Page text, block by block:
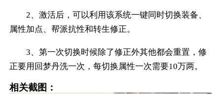
2、激活后，可以利用该系统一键同时切换装备、
属性加点、帮派抗性和转生修正。
3、第一次切换时候除了修正外其他都会重置，修
正要用回梦丹洗一次，每切换属性一次需要10万两。
相关截图：